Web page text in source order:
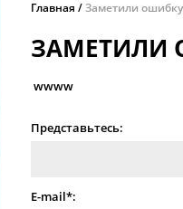
Главная Заметили
ЗАМЕТИЛИ
wwww
Представьтесь:
E-mail*: